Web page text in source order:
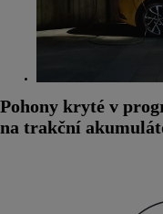
Pohony kryté v
na trakční